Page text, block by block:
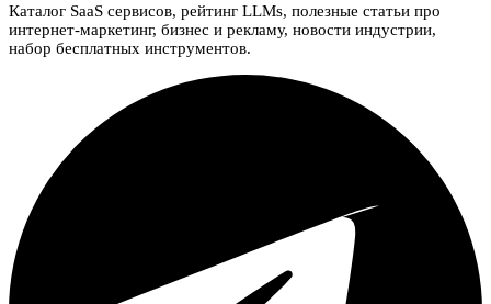
Каталог SaaS сервисов, рейтинг LLMs, полезные статьи про
интернет-маркетинг, бизнес и рекламу, новости индустрии,
набор бесплатных инструментов.